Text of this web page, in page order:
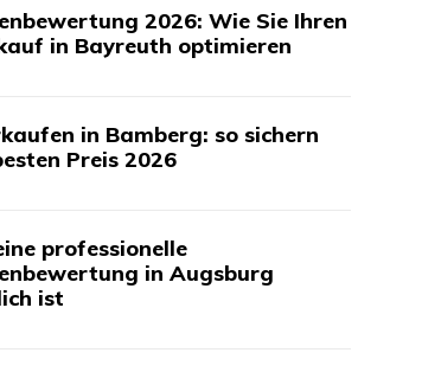
2026: Wie Sie Ihren
in Bayreuth optimieren
in Bamberg: so sichern
Preis 2026
professionelle
in Augsburg
ist